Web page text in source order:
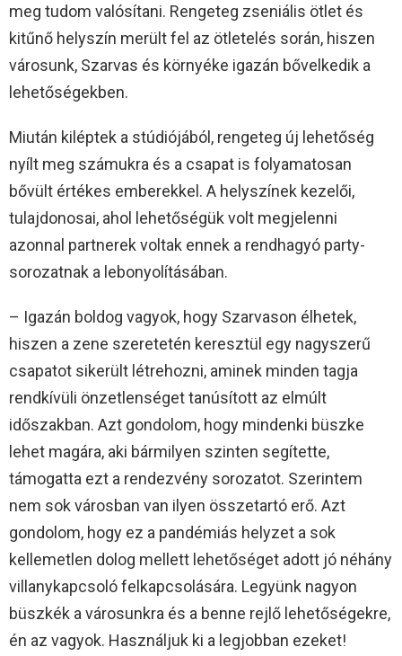
meg tudom valósítani. Rengeteg zseniális ötlet és
kitűnő helyszín merült fel az ötletelés során, hiszen
városunk, Szarvas és környéke igazán bővelkedik a
lehetőségekben.
Miután kiléptek a stúdiójából, rengeteg új lehetőség
nyílt meg számukra és a csapat is folyamatosan
bővült értékes emberekkel. A helyszínek kezelői,
tulajdonosai, ahol lehetőségük volt megjelenni
azonnal partnerek voltak ennek a rendhagyó party-
sorozatnak a lebonyolításában.
– Igazán boldog vagyok, hogy Szarvason élhetek,
hiszen a zene szeretetén keresztül egy nagyszerű
csapatot sikerült létrehozni, aminek minden tagja
rendkívüli önzetlenséget tanúsított az elmúlt
időszakban. Azt gondolom, hogy mindenki büszke
lehet magára, aki bármilyen szinten segítette,
támogatta ezt a rendezvény sorozatot. Szerintem
nem sok városban van ilyen összetartó erő. Azt
gondolom, hogy ez a pandémiás helyzet a sok
kellemetlen dolog mellett lehetőséget adott jó néhány
villanykapcsoló felkapcsolására. Legyünk nagyon
büszkék a városunkra és a benne rejlő lehetőségekre,
én az vagyok. Használjuk ki a legjobban ezeket!